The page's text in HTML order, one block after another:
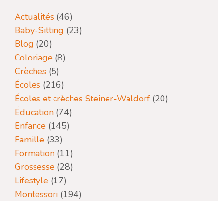
Actualités (46)
Baby-Sitting (23)
Blog (20)
Coloriage (8)
Crèches (5)
Écoles (216)
Écoles et crèches Steiner-Waldorf (20)
Éducation (74)
Enfance (145)
Famille (33)
Formation (11)
Grossesse (28)
Lifestyle (17)
Montessori (194)